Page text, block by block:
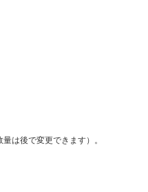
は後で変更できます）。